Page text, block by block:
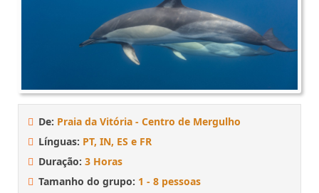
De: Praia da Vitória - Centro de Mergulho
Línguas: PT, IN, ES e FR
Duração: 3 Horas
Tamanho do grupo: 1 - 8 pessoas